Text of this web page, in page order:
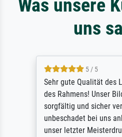
Was unsere
uns
5 / 5
Sehr gute Qualität des
des Rahmens! Unser
sorgfältig und sicher
unbeschadet bei uns
unser letzter